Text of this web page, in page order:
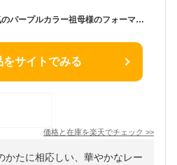
【シニア衣装レンタル】人気のパープルカラー祖母様のフォーマルドレス【サンテパープルドレス+フランソワピンクジャケット】親族結婚式叔母様のドレス、紫おばあちゃん人気洋装衣装ドレスレンタルおばあ様フォーマルドレス 70代 80代 90代、式典衣装、結婚式お呼ばれ
をサイトでみる
価格と在庫を楽天でチェック >>
かたに相応しい、華やかなレー